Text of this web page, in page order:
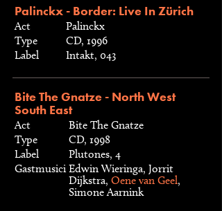
Palinckx - Border: Live In Zürich
Act
Palinckx
Type
CD, 1996
Label
Intakt, 043
Bite The Gnatze - North West
South East
Act
Bite The Gnatze
Type
CD, 1998
Label
Plutones, 4
Gastmusici Edwin Wieringa, Jorrit
Dijkstra, Oene van Geel,
Simone Aarnink